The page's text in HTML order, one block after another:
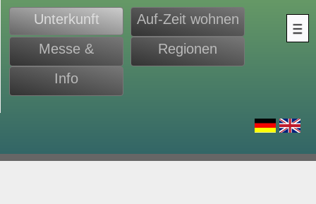
Unterkunft
Auf-Zeit wohnen
Messe &
Monteure
Regionen
Info